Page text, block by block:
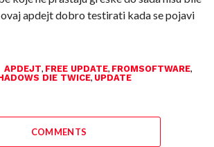
ovaj apdejt dobro testirati kada se pojavi
APDEJT, FREE UPDATE, FROMSOFTWARE,
DIE TWICE, UPDATE
COMMENTS